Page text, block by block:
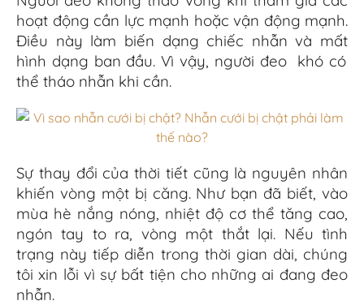
hoạt động cần lực mạnh hoặc vận động mạnh.
Điều này làm biến dạng chiếc nhẫnvà mất
hình dạng ban đầu. Vìvậy, người đeo khó có
thể tháo nhẫn khi cần.
Sựthay đổi của thời tiết cũng là nguyên nhân
khiến vòng mộtbị căng.Như bạn đã biết, vào
mùa hè nắng nóng, nhiệt độ cơ thể tăng cao,
ngón tay to ra, vòng một thắt lại. Nếu tình
trạng nàytiếp diễn trong thời gian dài, chúng
tôi xin lỗi vì sựbất tiện cho những ai đang đeo
nhẫn.